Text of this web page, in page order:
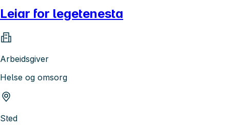
Leiar for legetenesta
Arbeidsgiver
Helse og omsorg
Sted